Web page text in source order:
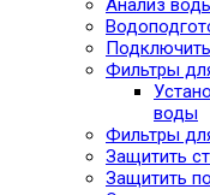
Анализ
Подключить
Фильтры
воды
Фильтры
Защитить
Защитить